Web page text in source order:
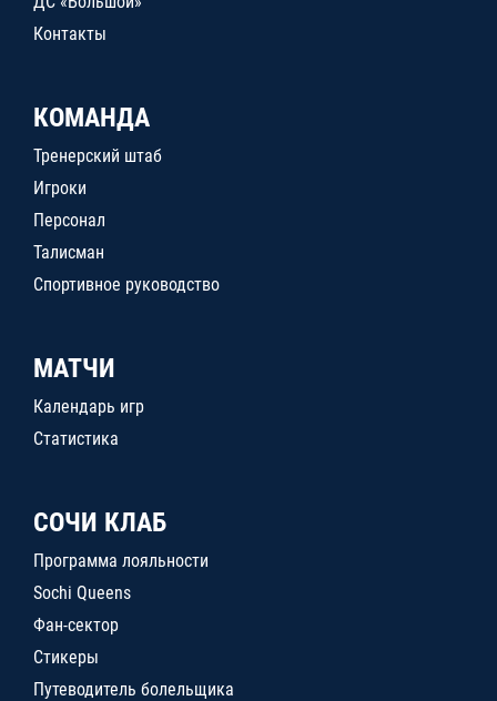
Контакты
КОМАНДА
Тренерский штаб
Игроки
Персонал
Талисман
Спортивное руководство
МАТЧИ
Календарь игр
Статистика
СОЧИ КЛАБ
Программа лояльности
Sochi Queens
Фан-сектор
Стикеры
Путеводитель болельщика